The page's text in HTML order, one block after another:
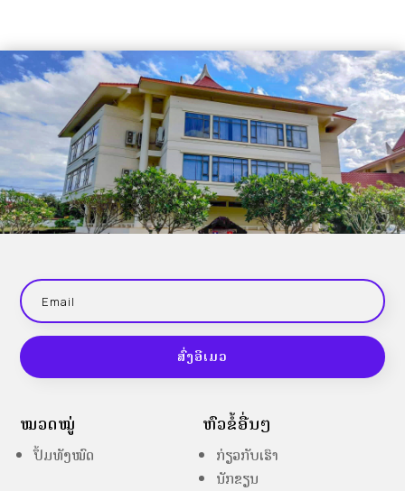
ສົ່ງອີເມວ
ໝວດໝູ່
ປຶ້ມທັງໝົດ
ຫົວຂໍ້ອື່ນໆ
ກ່ຽວກັບເຮົາ
ນັກຂຽນ